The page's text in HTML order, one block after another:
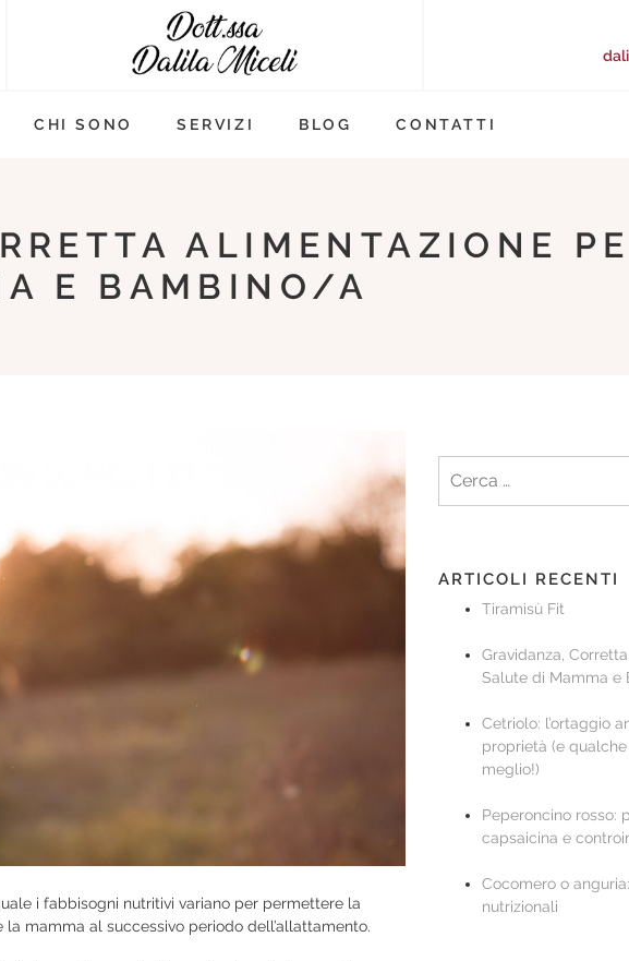
CHI SONO SERVIZI BLOG CONTATTI
ALIMENTAZIONE
E BAMBINO/A
i fabbisogni nutritivi variano per permettere la
mamma al successivo periodo dell’allattamento.
ARTICOLI RECENTI
Tiramisù Fit
Gravidanza,
Salute di Mamma e
Cetriolo: l’ortaggio
proprietà (e
meglio!)
Peperoncino rosso:
capsaicina e
Cocomero o
nutrizionali